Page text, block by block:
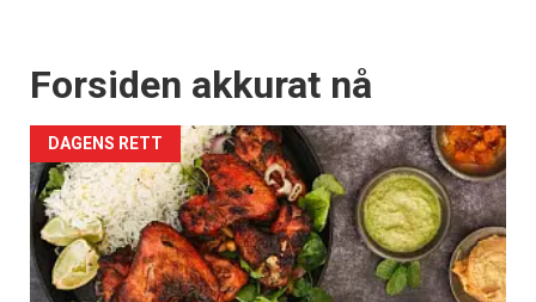
Forsiden akkurat nå
DAGENS RETT